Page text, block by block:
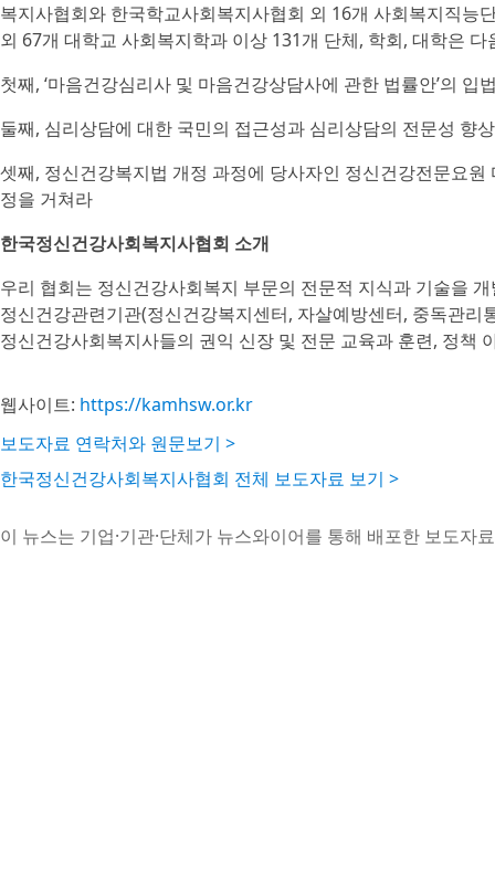
복지사협회와 한국학교사회복지사협회 외 16개 사회복지직능
외 67개 대학교 사회복지학과 이상 131개 단체, 학회, 대학은
첫째, ‘마음건강심리사 및 마음건강상담사에 관한 법률안’의 입
둘째, 심리상담에 대한 국민의 접근성과 심리상담의 전문성 향
셋째, 정신건강복지법 개정 과정에 당사자인 정신건강전문요
정을 거쳐라
한국정신건강사회복지사협회 소개
우리 협회는 정신건강사회복지 부문의 전문적 지식과 기술을
정신건강관련기관(정신건강복지센터, 자살예방센터, 중독관
정신건강사회복지사들의 권익 신장 및 전문 교육과 훈련, 정책
웹사이트: https://kamhsw.or.kr
보도자료 연락처와 원문보기 >
한국정신건강사회복지사협회 전체 보도자료 보기 >
이 뉴스는 기업·기관·단체가 뉴스와이어를 통해 배포한 보도자